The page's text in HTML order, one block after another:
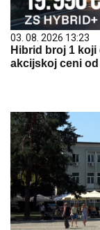
03. 08. 2026 13:23
Hibrid broj 1
akcijskoj ceni od